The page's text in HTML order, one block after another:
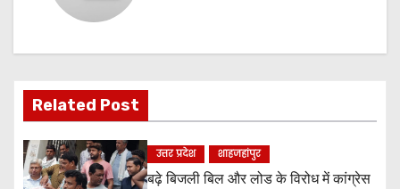
v
g
a
Related Post
उत्तर प्रदेश शाहजहांपुर
बढ़े बिजली बिल और लोड के विरोध में कांग्रेस